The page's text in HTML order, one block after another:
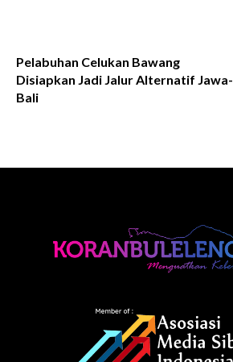
Pelabuhan Celukan Bawang
Disiapkan Jadi Jalur Alternatif Jawa-
Bali